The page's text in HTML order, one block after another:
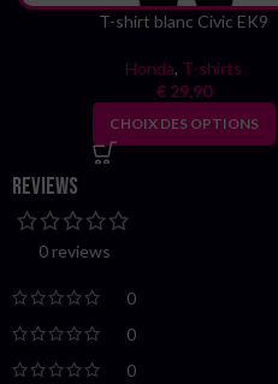
T-shirt blanc Civic EK9
Honda, T-shirts
€29,90
CHOIX DES OPTIONS
Reviews
0 reviews
0
0
0